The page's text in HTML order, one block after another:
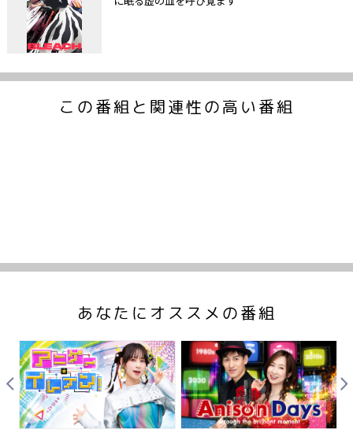
この番組と関連性の高い番組
あなたにオススメの番組